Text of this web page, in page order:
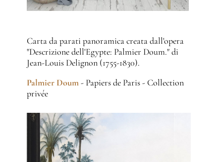
Carta da parati panoramica creata dall'opera
"Descrizione dell'Egypte: Palmier Doum." di
Jean-Louis Delignon (1755-1830).
Palmier Doum- Papiers de Paris - Collection
privée